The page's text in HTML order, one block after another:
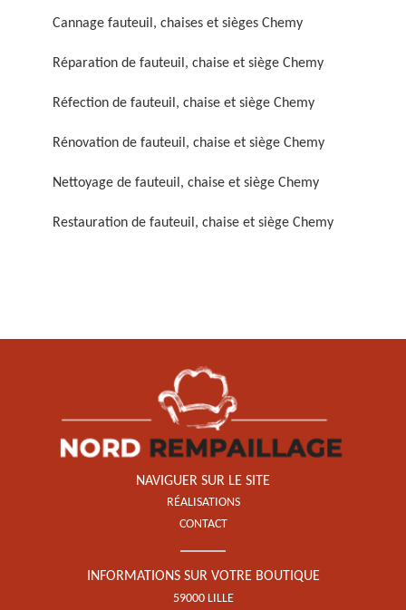
chaise et siège 59
chaise et siège 59
Restauration de fauteuil,
chaise et siège 59
Cannage fauteuil, chaises et sièges Chemy
Réparation de fauteuil, chaise et siège Chemy
Réfection de fauteuil, chaise et siège Chemy
Rénovation de fauteuil, chaise et siège Chemy
Nettoyage de fauteuil, chaise et siège Chemy
Restauration de fauteuil, chaise et siège Chemy
NAVIGUER SUR LE SITE
RÉALISATIONS
CONTACT
INFORMATIONS SUR VOTRE BOUTIQUE
59000 LILLE